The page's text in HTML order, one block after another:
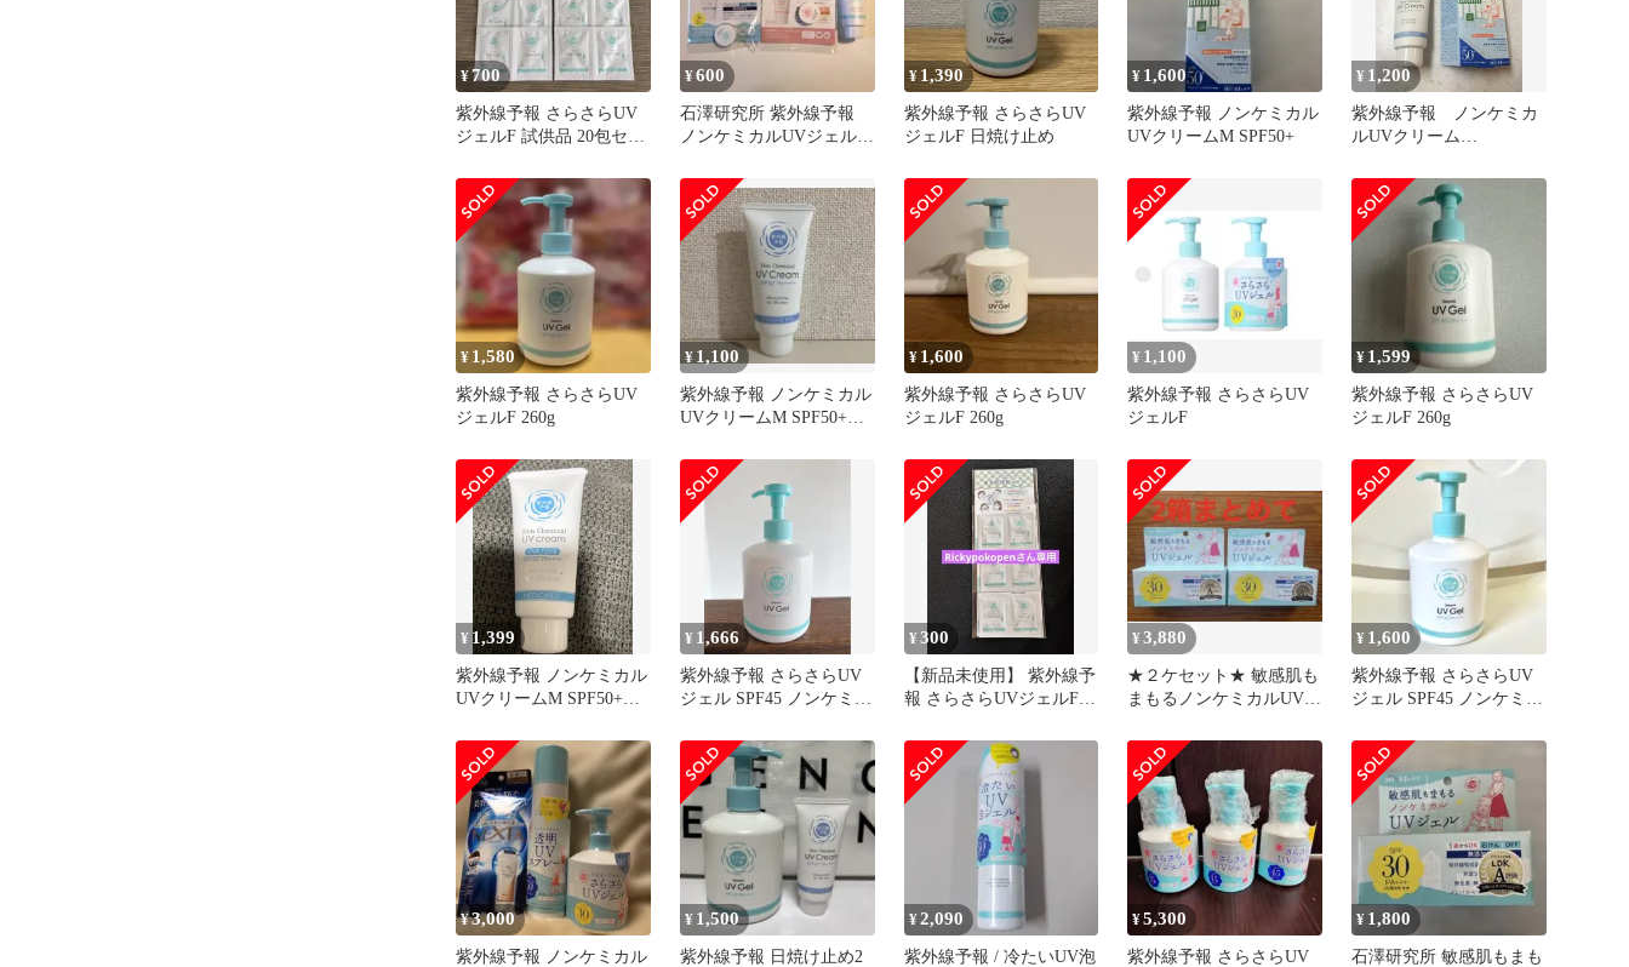
¥700
紫外線予報 さらさらUV
ジェルF 試供品 20包セッ
¥600
石澤研究所 紫外線予報
ノンケミカルUVジェル
¥ 1,390
紫外線予報 さらさらUV
ジェルF 日焼け止め
¥ 1,600
紫外線予報 ノンケミカル
UVクリームM SPF50+
¥ 1,200
紫外線予報 ノンケミカ
ルUVクリーム
¥ 1,580
紫外線予報 さらさらUV
ジェルF 260g
¥ 1,100
紫外線予報 ノンケミカル
UVクリームM SPF50+
¥ 1,600
紫外線予報 さらさらUV
ジェルF 260g
¥ 1,100
紫外線予報 さらさらUV
ジェルF
¥ 1,599
紫外線予報 さらさらUV
ジェルF 260g
¥ 1,399
紫外線予報 ノンケミカル
UVクリームM SPF50+
¥ 1,666
紫外線予報 さらさらUV
ジェル SPF45 ノンケミカ
¥300
【新品未使用】 紫外線予
報 さらさらUVジェルF
¥3,880
★２ケセット★ 敏感肌も
まもるノンケミカルUVジ
２
¥ 1,600
紫外線予報 さらさらUV
ジェル SPF45 ノンケミカ
¥3,000
紫外線予報 ノンケミカル
¥ 1,500
紫外線予報 日焼け止め2
¥2,090
紫外線予報 / 冷たいUV泡
¥5,300
紫外線予報 さらさらUV
¥ 1,800
石澤研究所 敏感肌もまも